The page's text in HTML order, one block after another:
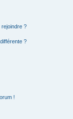
rejoindre ?
?
!